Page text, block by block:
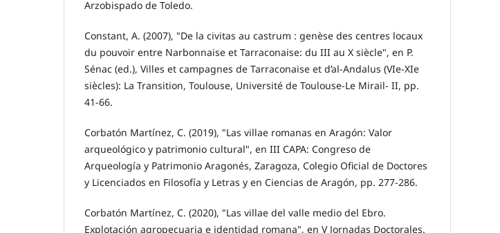
Arzobispado de Toledo.
Constant, A. (2007), "De la civitas au castrum : genèse des centres locaux
du pouvoir entre Narbonnaise et Tarraconaise: du III au X siècle", en P.
Sénac (ed.), Villes et campagnes de Tarraconaise et d’al-Andalus (VIe-XIe
siècles): La Transition, Toulouse, Université de Toulouse-Le Mirail- II, pp.
41-66.
Corbatón Martínez, C. (2019), "Las villae romanas en Aragón: Valor
arqueológico y patrimonio cultural", en III CAPA: Congreso de
Arqueología y Patrimonio Aragonés, Zaragoza, Colegio Oficial de Doctores
y Licenciados en Filosofía y Letras y en Ciencias de Aragón, pp. 277-286.
Corbatón Martínez, C. (2020), "Las villae del valle medio del Ebro.
Explotación agropecuaria e identidad romana", en V Jornadas Doctorales.